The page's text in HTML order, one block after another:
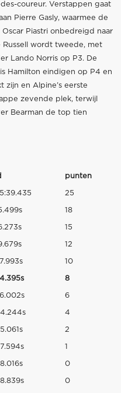
coureur. Verstappen gaat
Pierre Gasly, waarmee de
Piastri onbedreigd naar
Russell wordt tweede, met
Lando Norris op P3. De
Hamilton eindigen op P4 en
zijn en Alpine’s eerste
zevende plek, terwijl
Bearman de top tien
punten
25
18
15
12
10
8
6
4
2
1
0
0